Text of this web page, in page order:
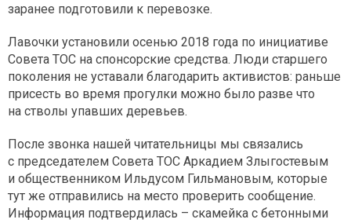
заранее подготовили к перевозке.
Лавочки установили осенью 2018 года по инициативе
Совета ТОС на спонсорские средства. Люди старшего
поколения не уставали благодарить активистов: раньше
присесть во время прогулки можно было разве что
на стволы упавших деревьев.
После звонка нашей читательницы мы связались
с председателем Совета ТОС Аркадием Злыгостевым
и общественником Ильдусом Гильмановым, которые
тут же отправились на место проверить сообщение.
Информация подтвердилась – скамейка с бетонными